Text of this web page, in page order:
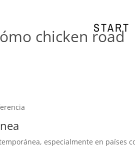
START
chicken road
especialmente en países